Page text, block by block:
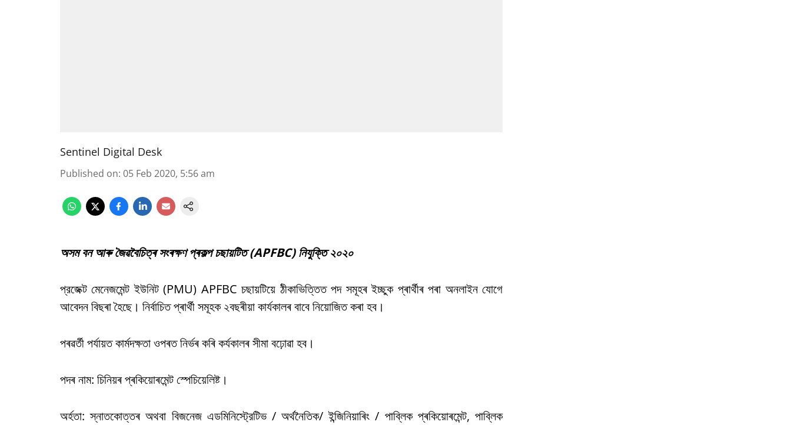
Sentinel Digital Desk
Published on: 05 Feb 2020, 5:56 am
অসম বন আৰু জৈৱবৈচিত্ৰ সংৰক্ষণ প্ৰকল্প চছায়টিত (APFBC) নিযুক্তি ২০২০
প্রজেক্ট মেনেজমেন্ট ইউনিট (PMU) APFBC চছায়টিয়ে ঠীকাভিত্তিত পদ সমূহৰ ইচ্ছুক প্ৰাৰ্থীৰ পৰা অনলাইন যোগে
আবেদন বিছৰা হৈছে। নিৰ্বাচিত প্ৰাৰ্থী সমূহক ২বছৰীয়া কাৰ্যকালৰ বাবে নিয়োজিত কৰা হব।
পৰৱৰ্তী পৰ্যায়ত কাৰ্মদক্ষতা ওপৰত নিৰ্ভৰ কৰি কৰ্যকালৰ সীমা বঢ়োৱা হব।
পদৰ নাম: চিনিয়ৰ প্ৰকিয়োৰমেন্ট স্পেচিয়েলিষ্ট।
অৰ্হতা: স্নাতকোত্তৰ অথবা বিজনেজ এডমিনিস্ট্রেটিভ / অৰ্থনৈতিক/ ইন্জিনিয়াৰিং / পাব্লিক প্ৰকিয়োৰমেন্ট, পাব্লিক